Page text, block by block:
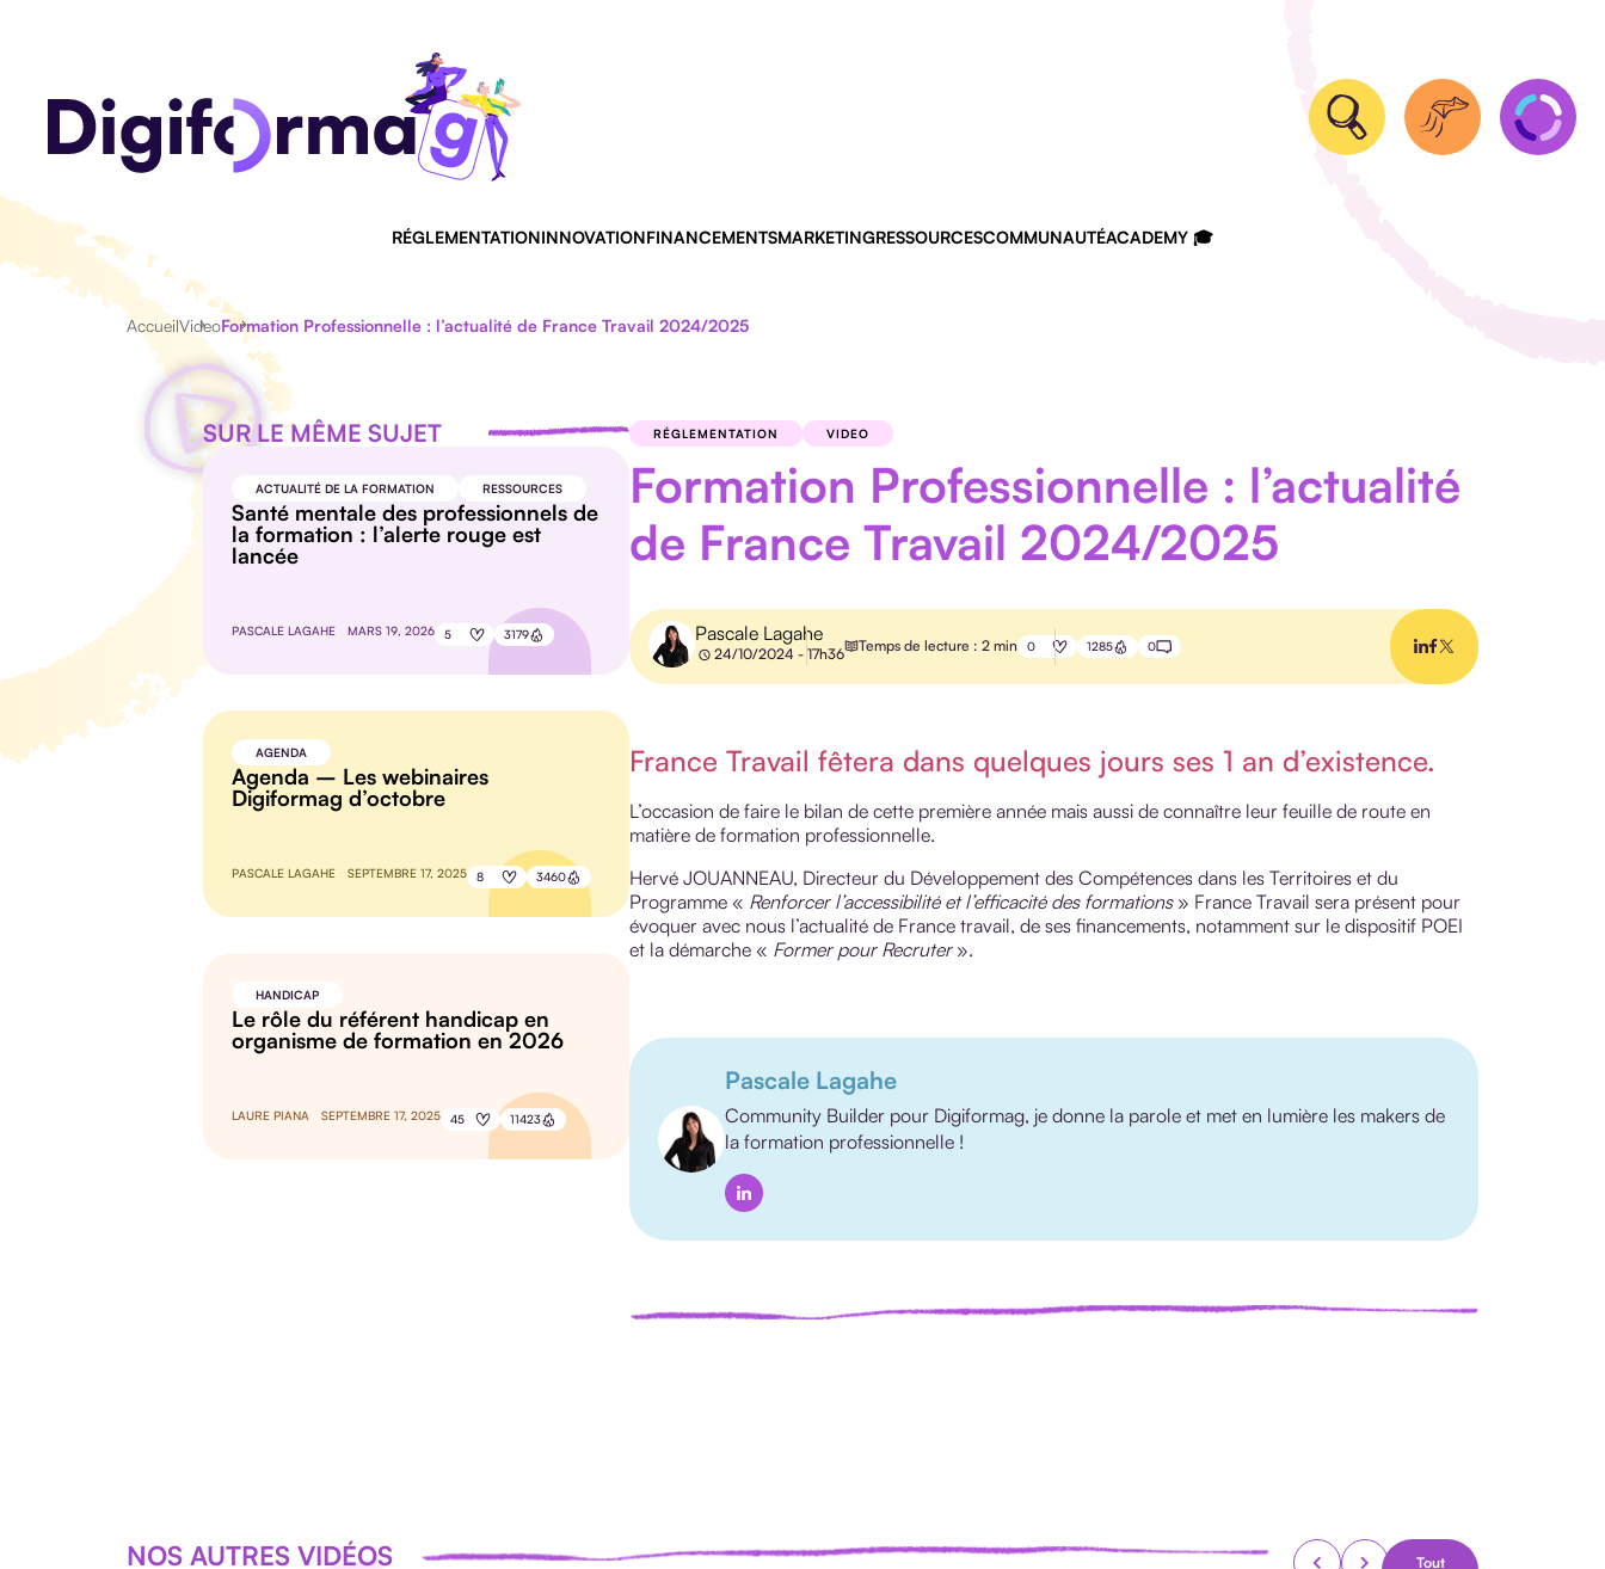
RÉGLEMENTATIONINNOVATIONFINANCEMENTSMARKETINGRESSOURCESCOMMUNAUTÉACADEMY 🎓
AccueilVideoFormation Professionnelle : l’actualité de France Travail 2024/2025
RÉGLEMENTATION VIDEO
Formation Professionnelle : l’actualité
de France Travail 2024/2025
Pascale Lagahe
24/10/2024 - 17h36 Temps de lecture : 2 min 0 1285 0
France Travail fêtera dans quelques jours ses 1 an d’existence.
L’occasion de faire le bilan de cette première année mais aussi de connaître leur feuille de route en
matière de formation professionnelle.
Hervé JOUANNEAU, Directeur du Développement des Compétences dans les Territoires et du
Programme « Renforcer l’accessibilité et l’efficacité des formations» France Travail sera présent pour
évoquer avec nous l’actualité de France travail, de ses financements, notamment sur le dispositif POEI
et la démarche « Former pour Recruter».
Pascale Lagahe
Community Builder pour Digiformag, je donne la parole et met en lumière les makers de
la formation professionnelle !
SUR LE MÊME SUJET
ACTUALITÉ DE LA FORMATION RESSOURCES
Santé mentale des professionnels de
la formation : l’alerte rouge est
lancée
PASCALE LAGAHE MARS 19, 2026 5 3179
AGENDA
Agenda – Les webinaires
Digiformag d’octobre
PASCALE LAGAHE SEPTEMBRE 17, 2025 8 3460
HANDICAP
Le rôle du référent handicap en
organisme de formation en 2026
LAURE PIANA SEPTEMBRE 17, 2025 45 11423
NOS AUTRES VIDÉOS
Tout